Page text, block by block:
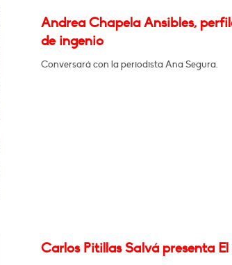
Andrea Chapela Ansibles,
de ingenio
Conversará con la periodista Ana Segura.
Carlos Pitillas Salvá presenta